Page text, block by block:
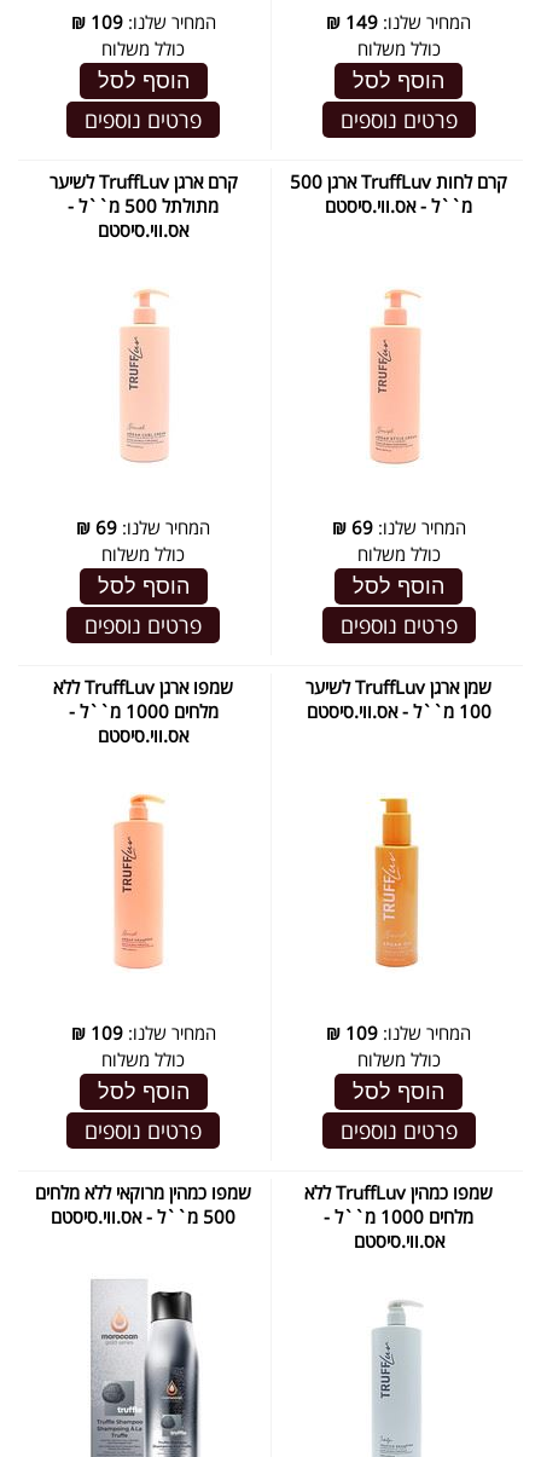
המחיר שלנו: 149
₪
כולל משלוח
הוסף לסל
פרטים נוספים
המחיר שלנו:109
₪
כולל משלוח
הוסף לסל
פרטים נוספים
קרם לחות TruffLuv ארגן 500
מ``ל - אס.ווי.סיסטם
המחיר שלנו:69
₪
כולל משלוח
הוסף לסל
פרטים נוספים
קרם ארגן TruffLuv לשיער
מתולתל 500 מ``ל -
אס.ווי.סיסטם
המחיר שלנו: 69
₪
כולל משלוח
הוסף לסל
פרטים נוספים
שמן ארגן TruffLuv לשיער
100 מ``ל - אס.ווי.סיסטם
המחיר שלנו: 109
₪
כולל משלוח
הוסף לסל
פרטים נוספים
שמפו ארגן TruffLuv ללא
מלחים 1000 מ``ל -
אס.ווי.סיסטם
המחיר שלנו:109
₪
כולל משלוח
הוסף לסל
פרטים נוספים
שמפו כמהין TruffLuv ללא
מלחים 1000 מ``ל -
אס.ווי.סיסטם
שמפו כמהין מרוקאי ללא מלחים
500 מ``ל - אס.ווי.סיסטם